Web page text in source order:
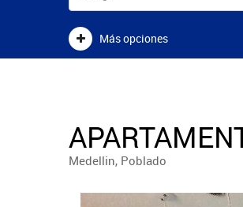
Más opciones
Medellin, Poblado